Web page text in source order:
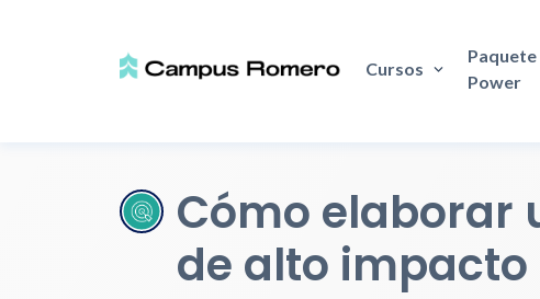
Cursos
Paquete
Power
Cómo elaborar
de alto impacto